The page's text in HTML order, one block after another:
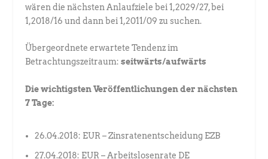
wären die nächsten Anlaufziele bei 1,2029/27, bei
1,2018/16 und dann bei 1,2011/09 zu suchen.
Übergeordnete erwartete Tendenz im
Betrachtungszeitraum:seitwärts/aufwärts
Die wichtigsten Veröffentlichungen der nächsten
7 Tage:
26.04.2018: EUR – Zinsratenentscheidung EZB
27.04.2018: EUR – Arbeitslosenrate DE